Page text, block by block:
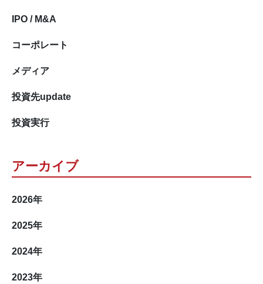
IPO / M&A
コーポレート
メディア
投資先update
投資実行
アーカイブ
2026年
2025年
2024年
2023年